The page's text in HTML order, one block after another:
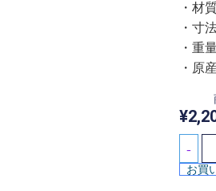
・材
・寸
・重
・原
¥
-
お買